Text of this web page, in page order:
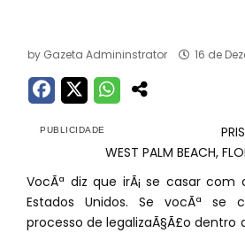
by Gazeta Admininstrator 16 de
WEST PALM BEACH,
VocÃª diz que irÃ¡ se casar com
Estados Unidos. Se vocÃª se
processo de legalizaÃ§Ã£o dentro